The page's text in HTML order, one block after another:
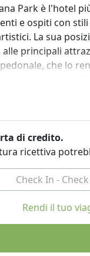
Park è l'hotel
e ospiti con
La sua
alle principali
che lo
rinnovate nel
con prodotti
Park è
con
Il tetto
(Čebelja Pot) al
Park è inoltre
Travelife.
modernamente
ecologici, come
due sale
di credito.
ricettiva
Rendi il tuo